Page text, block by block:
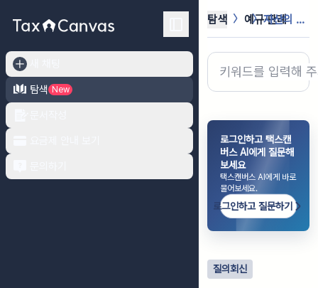
탐색
New
탐색 예규·판례 자산의 양도차익 계산시 적용하는 양도...
로그인하고 택스캔
버스 AI에게 질문해
보세요
택스캔버스 AI에게 바로
물어보세요.
로그인하고 질문하기
질의회신